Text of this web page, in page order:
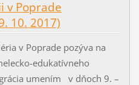
v Poprade
10. 2017)
v Poprade pozýva na
edukatívneho
umením v dňoch 9. –